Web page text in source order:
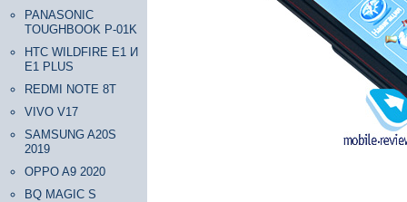
PANASONIC
TOUGHBOOK P-01K
HTC WILDFIRE E1 И
E1 PLUS
REDMI NOTE 8T
VIVO V17
SAMSUNG A20S
2019
OPPO A9 2020
BQ MAGIC S